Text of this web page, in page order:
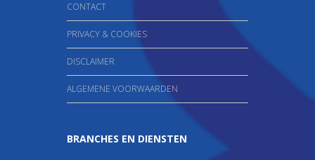
CONTACT
PRIVACY & COOKIES
DISCLAIMER
ALGEMENE VOORWAARDEN
BRANCHES EN DIENSTEN